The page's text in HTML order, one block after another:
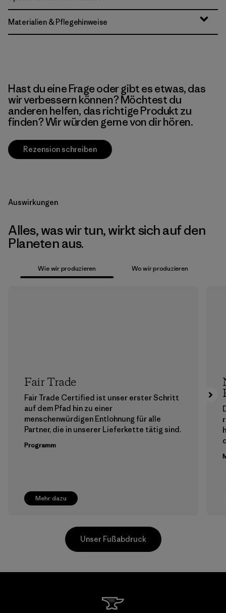
Materialien & Pflegehinweise
Hast du eine Frage oder gibt es etwas, das
wir verbessern können? Möchtest du
anderen helfen, das richtige Produkt zu
finden? Wir würden gerne von dir hören.
Rezension schreiben
Auswirkungen
Alles, was wir tun, wirkt sich auf den
Planeten aus.
Wie wir produzieren Wo wir produzieren
Mehr dazu
Fair Trade
Fair Trade Certified ist unser erster Schritt
auf dem Pfad hin zu einer
menschenwürdigen Entlohnung für alle
Partner, die in unserer Lieferkette tätig sind.
Programm
Unser Fußabdruck